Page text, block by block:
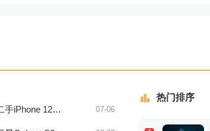
市场价格稳中有升 07-06
热门排序